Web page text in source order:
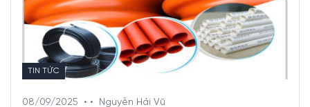
TIN TỨC
08/09/2025 • • Nguyễn Hải Vũ